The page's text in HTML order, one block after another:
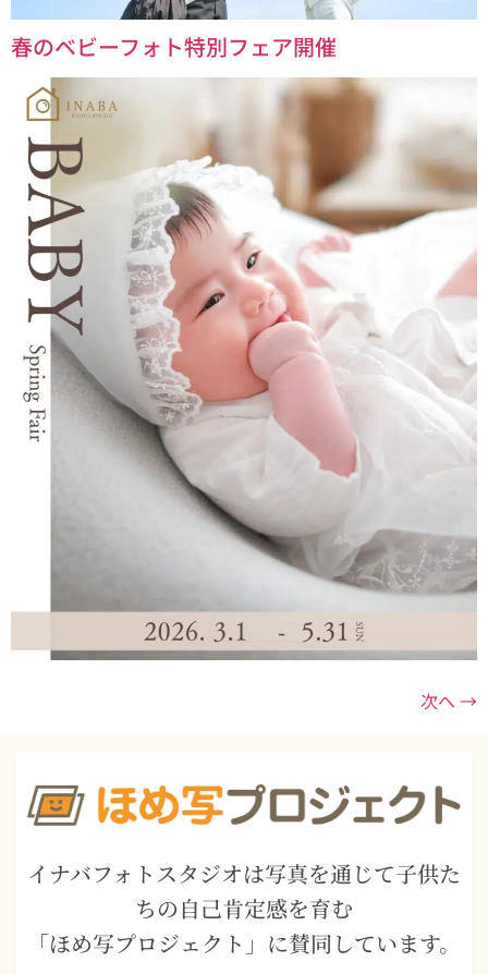
春のベビーフォト特別フェア開催
次へ →
イナバフォトスタジオは写真を通じて子供た
ちの自己肯定感を育む
「ほめ写プロジェクト」に賛同しています。